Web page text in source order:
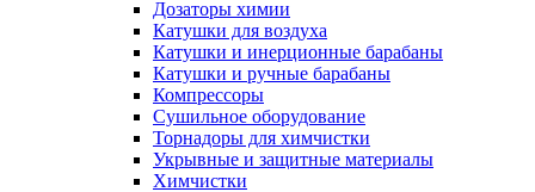
Дозаторы химии
Катушки для воздуха
Катушки и инерционные барабаны
Катушки и ручные барабаны
Компрессоры
Сушильное оборудование
Торнадоры для химчистки
Укрывные и защитные материалы
Химчистки